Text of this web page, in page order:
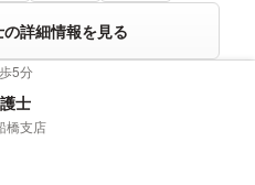
詳細情報を見る
5分
士
橋支店